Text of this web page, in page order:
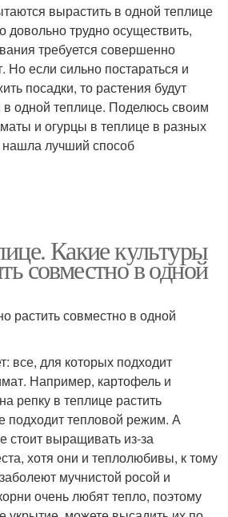
вырастить в одной теплице
довольно трудно осуществить,
требуется совершенно
Но если сильно постараться и
посадки, то растения будут
одной теплице. Поделюсь своим
и огурцы в теплице в разных
нашла лучший способ
Какие культуры
совместно в одной
растить совместно в одной
все, для которых подходит
Например, картофель и
репку в теплице растить
подходит тепловой режим. А
стоит выращивать из-за
хотя они и теплолюбивы, к тому
мучнистой росой и
очень любят тепло, поэтому